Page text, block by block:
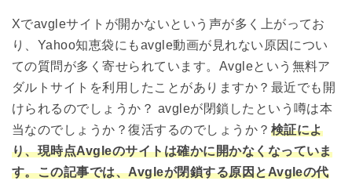
Xでavgleサイトが開かないという声が多く上がってお
り、Yahoo知恵袋にもavgle動画が見れない原因につい
ての質問が多く寄せられています。Avgleという無料ア
ダルトサイトを利用したことがありますか？最近でも開
けられるのでしょうか？ avgleが閉鎖したという噂は本
当なのでしょうか？復活するのでしょうか？ 検証によ
り、現時点Avgleのサイトは確かに開かなくなっていま
す。この記事では、Avgleが閉鎖する原因とAvgleの代